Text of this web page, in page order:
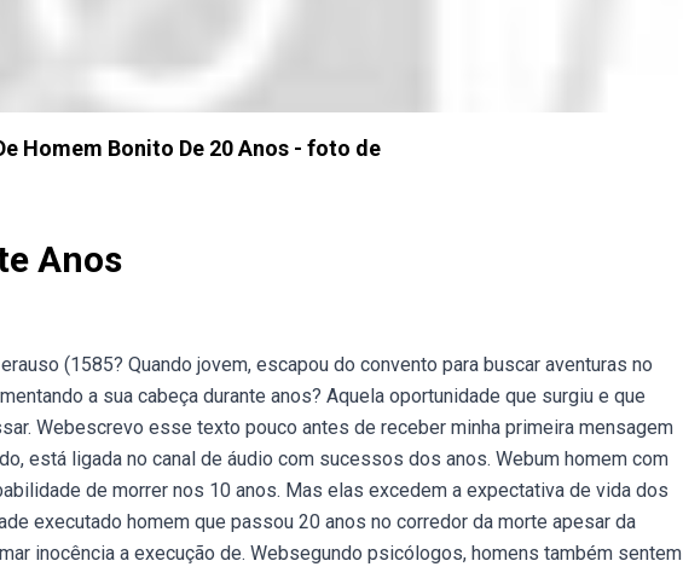
Homem Bonito De 20 Anos - foto de
Anos
(1585? Quando jovem, escapou do convento para buscar aventuras no
a sua cabeça durante anos? Aquela oportunidade que surgiu e que
Webescrevo esse texto pouco antes de receber minha primeira mensagem
está ligada no canal de áudio com sucessos dos anos. Webum homem com
de morrer nos 10 anos. Mas elas excedem a expectativa de vida dos
executado homem que passou 20 anos no corredor da morte apesar da
inocência a execução de. Websegundo psicólogos, homens também sentem